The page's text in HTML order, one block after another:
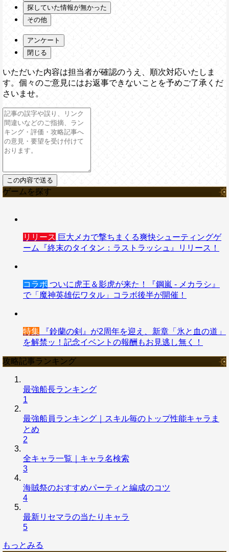
探していた情報が無かった
その他
アンケート
閉じる
いただいた内容は担当者が確認のうえ、順次対応いたしま
す。個々のご意見にはお返事できないことを予めご了承くだ
さいませ。
ゲームを探す
リリース 巨大メカで撃ちまくる爽快シューティングゲ
ーム『終末のタイタン：ラストラッシュ』リリース！
コラボ ついに虎王＆影虎が来た！『鋼嵐 - メカラシ』
で「魔神英雄伝ワタル」コラボ後半が開催！
特集 『鈴蘭の剣』が2周年を迎え、新章「氷と血の道」
を解禁ッ！記念イベントの報酬もお見逃し無く！
攻略記事ランキング
最強船長ランキング
1
最強船員ランキング｜スキル毎のトップ性能キャラま
とめ
2
全キャラ一覧｜キャラ名検索
3
海賊祭のおすすめパーティと編成のコツ
4
最新リセマラの当たりキャラ
5
もっとみる